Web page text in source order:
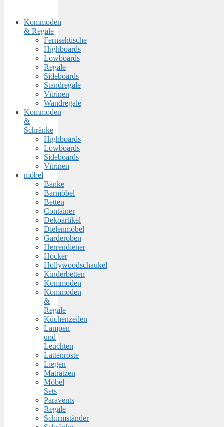
Kommoden
& Regale
Fernsehtische
Highboards
Lowboards
Regale
Sideboards
Standregale
Vitrinen
Wandregale
Kommoden
&
Schränke
Highboards
Lowboards
Sideboards
Vitrinen
möbel
Bänke
Barmöbel
Betten
Container
Dekoartikel
Dielenmöbel
Garderoben
Herrendiener
Hocker
Hollywoodschaukel
Kinderbetten
Kommoden
Kommoden
&
Regale
Küchenzeilen
Lampen
und
Leuchten
Lattenroste
Liegen
Matratzen
Möbel
Sets
Paravents
Regale
Schirmständer